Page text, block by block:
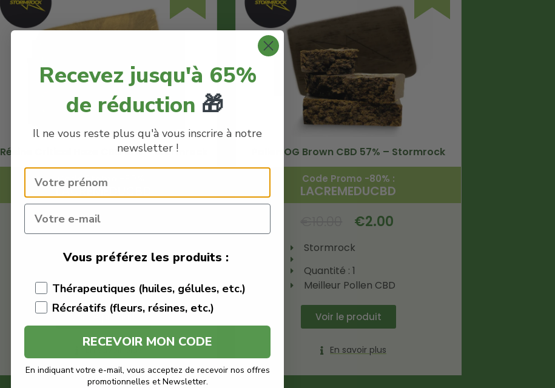
Résine Critical Haze CBD 61% – Stormrock
Code Promo -80% :
LACREMEDUCBD
€10.50
Résine CBD pas cher
Voir le produit
Pollen OG Brown CBD 57% – Stormrock
Code Promo -80% :
LACREMEDUCBD
€2.00
Stormrock
Quantité : 1
Meilleur Pollen CBD
Voir le produit
En savoir plus
Recevez jusqu'à 65%
de réduction 🎁
Il ne vous reste plus qu'à vous inscrire à notre
newsletter !
Vous préférez les produits :
Thérapeutiques (huiles, gélules, etc.)
Récréatifs (fleurs, résines, etc.)
RECEVOIR MON CODE
En indiquant votre e-mail, vous acceptez de recevoir nos offres
promotionnelles et Newsletter.